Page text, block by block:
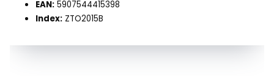
EAN: 5907544415398
Index: ZTO2015B